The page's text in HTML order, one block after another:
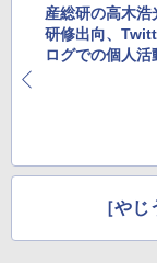
産総研の高木浩
研修出向、
ログでの個人活
［や